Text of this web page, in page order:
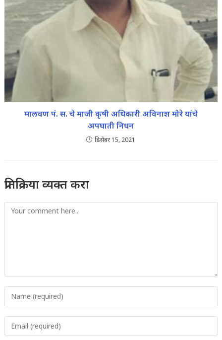
मालवण पं. स. चे माजी कृषी अधिकारी अविनाश मोरे यांचे
अपघाती निधन
डिसेंबर 15, 2021
प्रतिक्रिया व्यक्त करा
Comment
your
username
your